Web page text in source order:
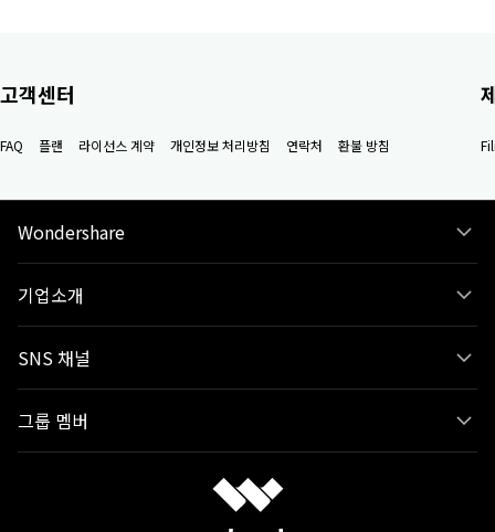
고객센터
FAQ 플랜 라이선스 계약 개인정보 처리방침 연락처 환불 방침
Wondershare
기업소개
SNS 채널
그룹 멤버